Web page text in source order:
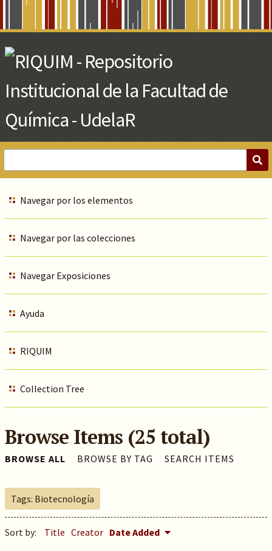
Main
Content
Navegar por los elementos
Navegar por las colecciones
Navegar Exposiciones
Ayuda
RIQUIM
Collection Tree
Browse Items (25 total)
BROWSE ALL BROWSE BY TAG SEARCH ITEMS
Tags: Biotecnología
Sort by: Title Creator Date Added